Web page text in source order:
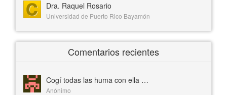
Dra. Raquel Rosario
Universidad de Puerto Rico Bayamón
Comentarios recientes
Cogí todas las huma con ella …
Anónimo